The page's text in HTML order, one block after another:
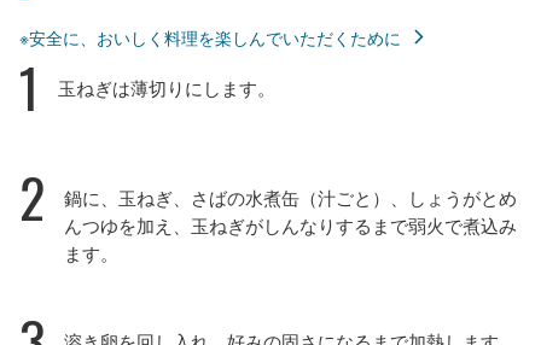
※安全に、おいしく料理を楽しんでいただくために
1 玉ねぎは薄切りにします。
2
鍋に、玉ねぎ、さばの水煮缶（汁ごと）、しょうがとめ
んつゆを加え、玉ねぎがしんなりするまで弱火で煮込み
ます。